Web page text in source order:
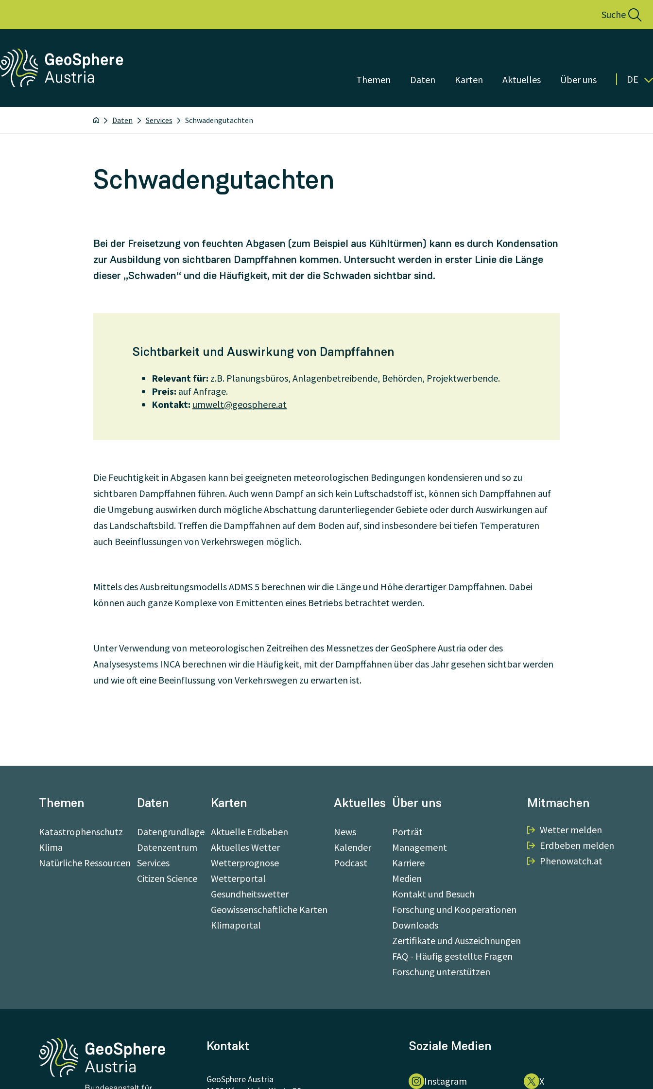
Suche
Themen Daten Karten Aktuelles Über uns DE
Daten Services Schwadengutachten
Schwadengutachten
Bei der Freisetzung von feuchten Abgasen (zum Beispiel aus Kühltürmen) kann es durch Kondensation
zur Ausbildung von sichtbaren Dampffahnen kommen. Untersucht werden in erster Linie die Länge
dieser „Schwaden“ und die Häufigkeit, mit der die Schwaden sichtbar sind.
Sichtbarkeit und Auswirkung von Dampffahnen
Relevant für: z.B. Planungsbüros, Anlagenbetreibende, Behörden, Projektwerbende.
Preis: auf Anfrage.
Kontakt: umwelt@geosphere.at
Die Feuchtigkeit in Abgasen kann bei geeigneten meteorologischen Bedingungen kondensieren und so zu
sichtbaren Dampffahnen führen. Auch wenn Dampf an sich kein Luftschadstoff ist, können sich Dampffahnen auf
die Umgebung auswirken durch mögliche Abschattung darunterliegender Gebiete oder durch Auswirkungen auf
das Landschaftsbild. Treffen die Dampffahnen auf dem Boden auf, sind insbesondere bei tiefen Temperaturen
auch Beeinflussungen von Verkehrswegen möglich.
Mittels des Ausbreitungsmodells ADMS 5 berechnen wir die Länge und Höhe derartiger Dampffahnen. Dabei
können auch ganze Komplexe von Emittenten eines Betriebs betrachtet werden.
Unter Verwendung von meteorologischen Zeitreihen des Messnetzes der GeoSphere Austria oder des
Analysesystems INCA berechnen wir die Häufigkeit, mit der Dampffahnen über das Jahr gesehen sichtbar werden
und wie oft eine Beeinflussung von Verkehrswegen zu erwarten ist.
Themen
Katastrophenschutz
Klima
Natürliche Ressourcen
Daten
Datengrundlage
Datenzentrum
Services
Citizen Science
Karten
Aktuelle Erdbeben
Aktuelles Wetter
Wetterprognose
Wetterportal
Gesundheitswetter
Geowissenschaftliche Karten
Klimaportal
Aktuelles
News
Kalender
Podcast
Über uns
Porträt
Management
Karriere
Medien
Kontakt und Besuch
Forschung und Kooperationen
Downloads
Zertifikate und Auszeichnungen
FAQ - Häufig gestellte Fragen
Forschung unterstützen
Mitmachen
Wetter melden
Erdbeben melden
Phenowatch.at
Kontakt
GeoSphere Austria
Soziale Medien
Instagram X